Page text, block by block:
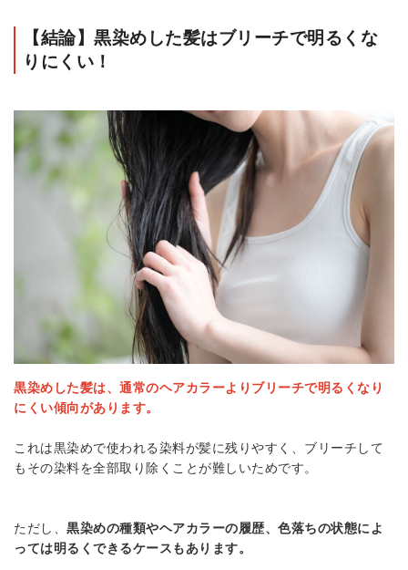
【結論】黒染めした髪はブリーチで明るくな
りにくい！
黒染めした髪は、通常のヘアカラーよりブリーチで明るくなり
にくい傾向があります。
これは黒染めで使われる染料が髪に残りやすく、ブリーチして
もその染料を全部取り除くことが難しいためです。
ただし、 黒染めの種類やヘアカラーの履歴、色落ちの状態によ
っては明るくできるケースもあります。